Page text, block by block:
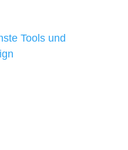
Tools und